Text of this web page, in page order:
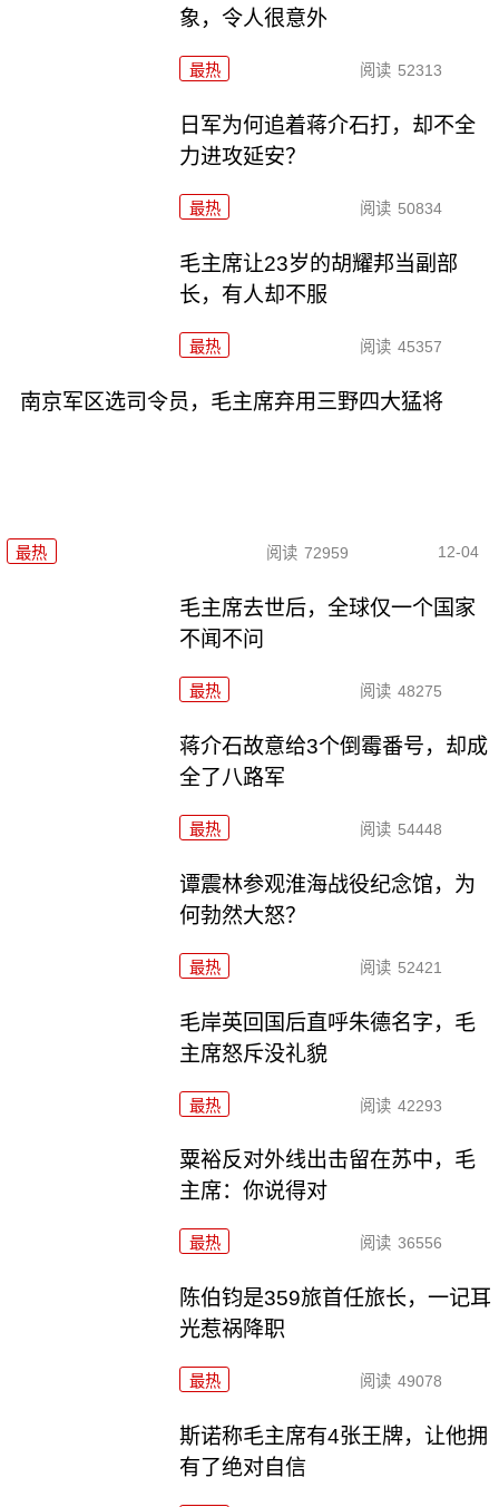
象，令人很意外
最热 阅读 52313
日军为何追着蒋介石打，却不全
力进攻延安？
最热 阅读 50834
毛主席让23岁的胡耀邦当副部
长，有人却不服
最热 阅读 45357
南京军区选司令员，毛主席弃用三野四大猛将
最热 阅读 72959 12-04
毛主席去世后，全球仅一个国家
不闻不问
最热 阅读 48275
蒋介石故意给3个倒霉番号，却成
全了八路军
最热 阅读 54448
谭震林参观淮海战役纪念馆，为
何勃然大怒？
最热 阅读 52421
毛岸英回国后直呼朱德名字，毛
主席怒斥没礼貌
最热 阅读 42293
粟裕反对外线出击留在苏中，毛
主席：你说得对
最热 阅读 36556
陈伯钧是359旅首任旅长，一记耳
光惹祸降职
最热 阅读 49078
斯诺称毛主席有4张王牌，让他拥
有了绝对自信